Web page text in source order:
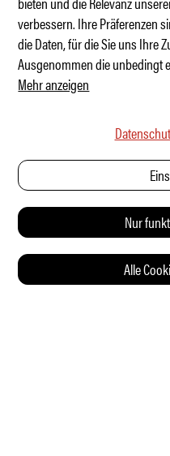
R4 Plein Sud – Soleil,
verbessern. Ihre Präferenzen
die Daten, für die Sie uns Ihre
Ausgenommen die unbedingt
Mehr anzeigen
Nur
Alle